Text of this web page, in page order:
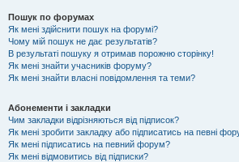
Пошук по форумах
Як мені здійснити пошук на форумі?
Чому мій пошук не дає результатів?
В результаті пошуку я отримав порожню сторінку!
Як мені знайти учасників форуму?
Як мені знайти власні повідомлення та теми?
Абонементи і закладки
Чим закладки відрізняються від підписок?
Як мені зробити закладку або підписатись на певні
Як мені підписатись на певний форум?
Як мені відмовитись від підписки?